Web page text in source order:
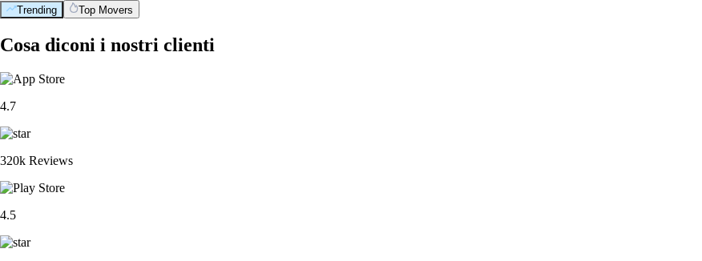
Trending Top Movers
Cosa diconi i nostri clienti
4.7
320k Reviews
4.5